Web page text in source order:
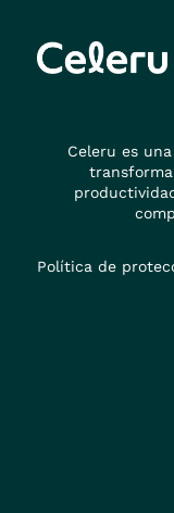
Celeru es
Política de